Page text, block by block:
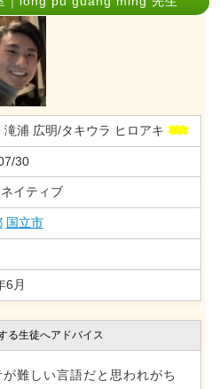
滝浦 広明/タキウラ ヒロアキ
30
イティブ
国立市
6月
る生徒へアドバイス
難しい言語だと思われがち